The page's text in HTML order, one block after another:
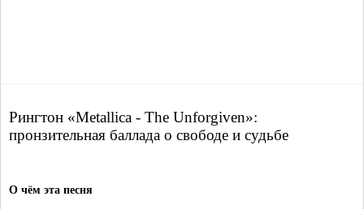
Рингтон «Metallica - The Unforgiven»:
пронзительная баллада о свободе и судьбе
О чём эта песня